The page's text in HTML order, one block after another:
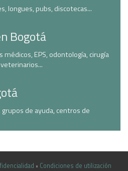
longues, pubs, discotecas...
Bogotá
médicos, EPS, odontología, cirugía
de ayuda, centros de
• Condiciones de utilización